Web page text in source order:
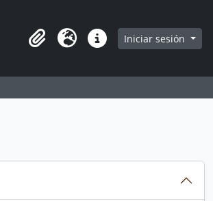
Portapapeles
Idioma Enlaces rápidos
Iniciar sesión